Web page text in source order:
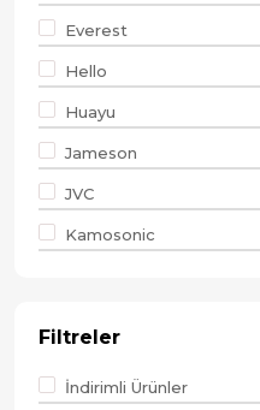
Everest
Hello
Huayu
Jameson
JVC
Kamosonic
Next
Filtreler
İndirimli Ürünler